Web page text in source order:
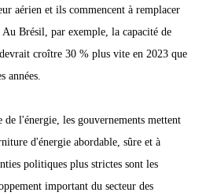
aérien et ils commencent à remplacer
Brésil, par exemple, la capacité de
croître 30 % plus vite en 2023 que
années.
l'énergie, les gouvernements mettent
d'énergie abordable, sûre et à
politiques plus strictes sont les
important du secteur des